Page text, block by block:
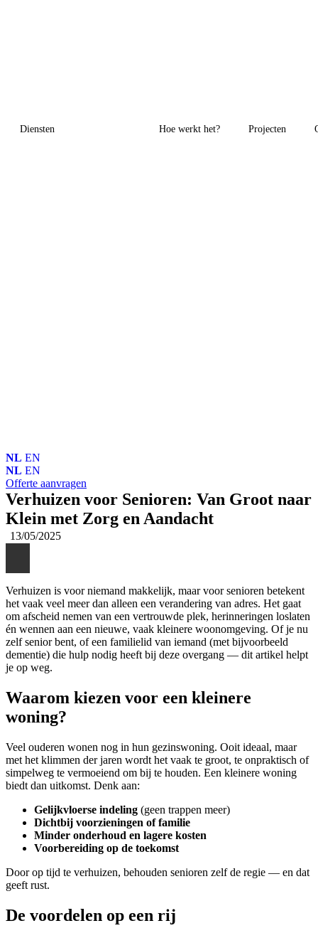
Diensten Hoe werkt het? Projecten
NL EN
NL EN
Offerte aanvragen
Verhuizen voor Senioren: Van Groot naar
Klein met Zorg en Aandacht
13/05/2025
Verhuizen is voor niemand makkelijk, maar voor senioren betekent
het vaak veel meer dan alleen een verandering van adres. Het gaat
om afscheid nemen van een vertrouwde plek, herinneringen loslaten
én wennen aan een nieuwe, vaak kleinere woonomgeving. Of je nu
zelf senior bent, of een familielid van iemand (met bijvoorbeeld
dementie) die hulp nodig heeft bij deze overgang — dit artikel helpt
je op weg.
Waarom kiezen voor een kleinere
woning?
Veel ouderen wonen nog in hun gezinswoning. Ooit ideaal, maar
met het klimmen der jaren wordt het vaak te groot, te onpraktisch of
simpelweg te vermoeiend om bij te houden. Een kleinere woning
biedt dan uitkomst. Denk aan:
Gelijkvloerse indeling (geen trappen meer)
Dichtbij voorzieningen of familie
Minder onderhoud en lagere kosten
Voorbereiding op de toekomst
Door op tijd te verhuizen, behouden senioren zelf de regie — en dat
geeft rust.
De voordelen op een rij